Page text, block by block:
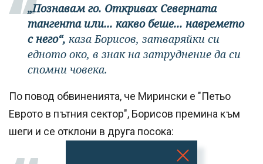
„Познавам го. Откривах Северната
тангента или... какво беше... навремето
с него“, каза Борисов, затваряйки си
едното око, в знак на затруднение да си
спомни човека.
По повод обвиненията, че Мирински е "Петьо
Еврото в пътния сектор", Борисов премина към
шеги и се отклони в друга посока: